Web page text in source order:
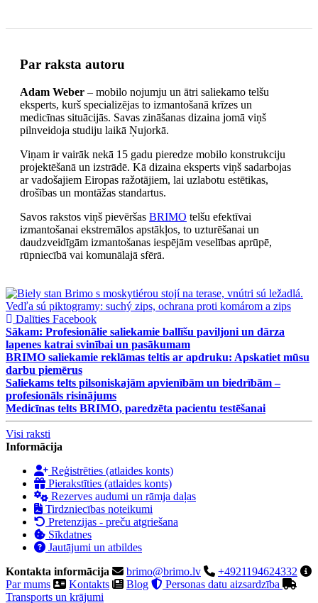
Par raksta autoru
Adam Weber – mobilo nojumju un ātri saliekamo telšu
eksperts, kurš specializējas to izmantošanā krīzes un
medicīnas situācijās. Savas zināšanas dizaina jomā viņš
pilnveidoja studiju laikā Ņujorkā.
Viņam ir vairāk nekā 15 gadu pieredze mobilo konstrukciju
projektēšanā un izstrādē. Kā dizaina eksperts viņš sadarbojas
ar vadošajiem Eiropas ražotājiem, lai uzlabotu estētikas,
drošības un montāžas standartus.
Savos rakstos viņš pievēršas BRIMO telšu efektīvai
izmantošanai ekstremālos apstākļos, to uzturēšanai un
daudzveidīgām izmantošanas iespējām veselības aprūpē,
rūpniecībā vai komunālajā sfērā.
Dalīties Facebook
Sākam: Profesionālie saliekamie ballīšu paviljoni un dārza
lapenes katrai svinībai un pasākumam
BRIMO saliekamie reklāmas teltis ar apdruku: Apskatiet mūsu
darbu piemērus
Saliekams telts pilsoniskajām apvienībām un biedrībām –
profesionāls risinājums
Medicīnas telts BRIMO, paredzēta pacientu testēšanai
Visi raksti
Informācija
Reģistrēties (atlaides konts)
Pierakstīties (atlaides konts)
Rezerves audumi un rāmja daļas
Tirdzniecības noteikumi
Pretenzijas - preču atgriešana
Sīkdatnes
Jautājumi un atbildes
Kontakta informācija
brimo@brimo.lv
+4921194624332
Par mums
Kontakts Blog
Personas datu aizsardzība
Transports un krājumi